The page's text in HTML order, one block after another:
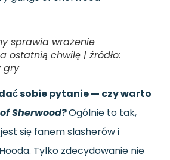
sprawia wrażenie
ostatnią chwilę | źródło:
gry
sobie pytanie — czy warto
Sherwood?Ogólnie to tak,
się fanem slasherów i
Tylko zdecydowanie nie